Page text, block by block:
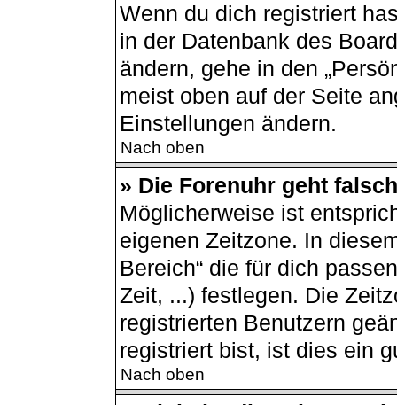
Wenn du dich registriert
in der Datenbank des
ändern, gehe in den
meist oben auf der Seite
Einstellungen ändern.
Nach oben
» Die Forenuhr geht
Möglicherweise ist
eigenen Zeitzone. In
Bereich“ die für dich
Zeit, ...) festlegen. Die
registrierten Benutzern
registriert bist, ist dies ein
Nach oben